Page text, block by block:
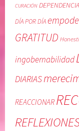
CURACIÓN
DÍA POR DÍA
GRATITUD
ingobernabilidad
DIARIAS
REACCIONAR